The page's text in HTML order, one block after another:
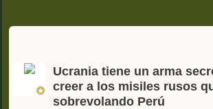
Ucrania tiene un arma
creer a los misiles rusos
sobrevolando Perú